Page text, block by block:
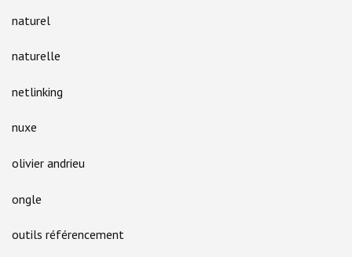
naturel
naturelle
netlinking
nuxe
olivier andrieu
ongle
outils référencement